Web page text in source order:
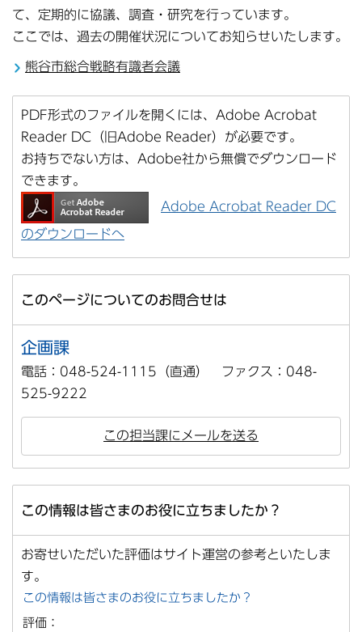
て、定期的に協議、調査・研究を行っています。
ここでは、過去の開催状況についてお知らせいたします。
熊谷市総合戦略有識者会議
PDF形式のファイルを開くには、Adobe Acrobat
Reader DC（旧Adobe Reader）が必要です。
お持ちでない方は、Adobe社から無償でダウンロード
できます。
Adobe Acrobat Reader DC
のダウンロードへ
このページについてのお問合せは
企画課
電話：048-524-1115（直通） ファクス：048-
525-9222
この担当課にメールを送る
この情報は皆さまのお役に立ちましたか？
お寄せいただいた評価はサイト運営の参考といたしま
す。
この情報は皆さまのお役に立ちましたか？
評価：